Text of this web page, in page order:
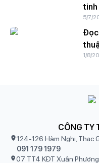
tinh
5/7/
Đọc
1/8/
CÔNG TY
124-126 Hàm Nghi, Thạc
091 179 1979
07 TT4 KĐT Xuân